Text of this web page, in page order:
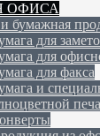
ОФИСА
бумажная
для
для
для факса
и